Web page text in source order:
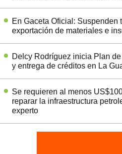
En Gaceta Oficial: Suspenden
exportación de materiales e
Delcy Rodríguez inicia Plan
y entrega de créditos en La
Se requieren al menos
reparar la infraestructura
experto